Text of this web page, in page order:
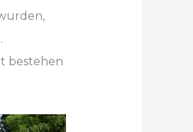
bestehen